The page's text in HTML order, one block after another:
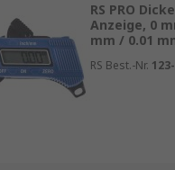
Materialien
Stellen
RS PRO
Anzeige, 0
mm / 0.01
RS Best.-Nr.